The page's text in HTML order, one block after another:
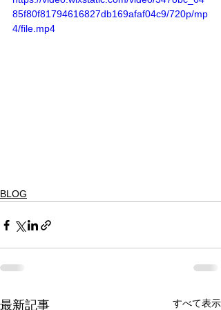
85f80f81794616827db169afaf04c9/720p/mp
4/file.mp4
BLOG
最新記事 すべて表示